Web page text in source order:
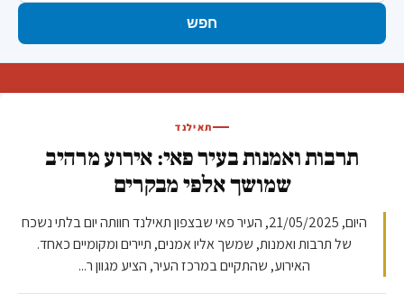
חפש
תאילנד
תרבות ואמנות בעיר פאי: אירוע מרהיב
שמושך אלפי מבקרים
היום, 21/05/2025, העיר פאי שבצפון תאילנד חוותה יום בלתי נשכח
של תרבות ואמנות, שמשך אליו אמנים, תיירים ומקומיים כאחד.
האירוע, שהתקיים במרכז העיר, הציע מגוון ר...